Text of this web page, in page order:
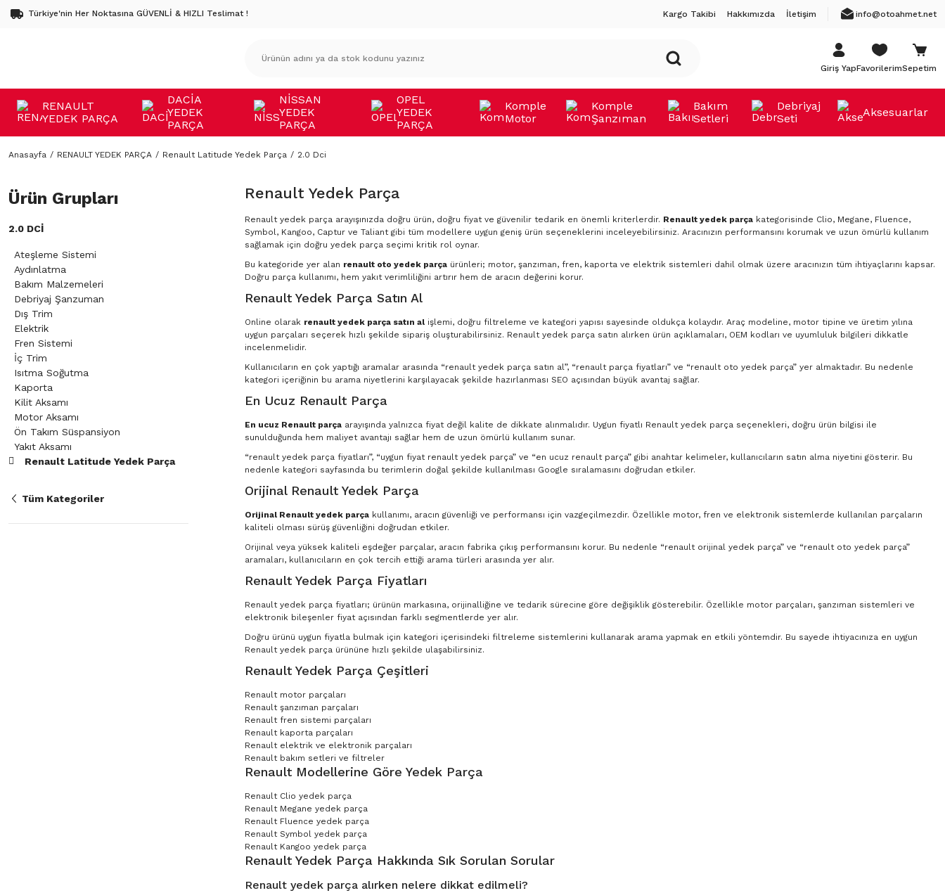
Türkiye'nin Her Noktasına GÜVENLİ & HIZLI Teslimat ! Kargo Takibi Hakkımızda İletişim info@otoahmet.net
Giriş YapFavorilerimSepetim
RENAULT
YEDEK PARÇA
DACİA
YEDEK
PARÇA
NİSSAN
YEDEK
PARÇA
OPEL
YEDEK
PARÇA
Komple
Motor
Komple
Şanzıman
Bakım
Setleri
Debriyaj
Seti
Aksesuarlar
Anasayfa RENAULT YEDEK PARÇA Renault Latitude Yedek Parça 2.0 Dci
Ürün Grupları
2.0 DCI
Ateşleme Sistemi
Aydınlatma
Bakım Malzemeleri
Debriyaj Şanzuman
Dış Trim
Elektrik
Fren Sistemi
İç Trim
Isıtma Soğutma
Kaporta
Kilit Aksamı
Motor Aksamı
Ön Takım Süspansiyon
Yakıt Aksamı
Renault Latitude Yedek Parça
Tüm Kategoriler
Renault Yedek Parça
Renault yedek parça arayışınızda doğru ürün, doğru fiyat ve güvenilir tedarik en önemli kriterlerdir. Renault yedek parça kategorisinde Clio, Megane, Fluence,
Symbol, Kangoo, Captur ve Taliant gibi tüm modellere uygun geniş ürün seçeneklerini inceleyebilirsiniz. Aracınızın performansını korumak ve uzun ömürlü kullanım
sağlamak için doğru yedek parça seçimi kritik rol oynar.
Bu kategoride yer alan renault oto yedek parça ürünleri; motor, şanzıman, fren, kaporta ve elektrik sistemleri dahil olmak üzere aracınızın tüm ihtiyaçlarını kapsar.
Doğru parça kullanımı, hem yakıt verimliliğini artırır hem de aracın değerini korur.
Renault Yedek Parça Satın Al
Online olarak renault yedek parça satın al işlemi, doğru filtreleme ve kategori yapısı sayesinde oldukça kolaydır. Araç modeline, motor tipine ve üretim yılına
uygun parçaları seçerek hızlı şekilde sipariş oluşturabilirsiniz. Renault yedek parça satın alırken ürün açıklamaları, OEM kodları ve uyumluluk bilgileri dikkatle
incelenmelidir.
Kullanıcıların en çok yaptığı aramalar arasında “renault yedek parça satın al”, “renault parça fiyatları” ve “renault oto yedek parça” yer almaktadır. Bu nedenle
kategori içeriğinin bu arama niyetlerini karşılayacak şekilde hazırlanması SEO açısından büyük avantaj sağlar.
En Ucuz Renault Parça
En ucuz Renault parça arayışında yalnızca fiyat değil kalite de dikkate alınmalıdır. Uygun fiyatlı Renault yedek parça seçenekleri, doğru ürün bilgisi ile
sunulduğunda hem maliyet avantajı sağlar hem de uzun ömürlü kullanım sunar.
“renault yedek parça fiyatları”, “uygun fiyat renault yedek parça” ve “en ucuz renault parça” gibi anahtar kelimeler, kullanıcıların satın alma niyetini gösterir. Bu
nedenle kategori sayfasında bu terimlerin doğal şekilde kullanılması Google sıralamasını doğrudan etkiler.
Orijinal Renault Yedek Parça
Orijinal Renault yedek parça kullanımı, aracın güvenliği ve performansı için vazgeçilmezdir. Özellikle motor, fren ve elektronik sistemlerde kullanılan parçaların
kaliteli olması sürüş güvenliğini doğrudan etkiler.
Orijinal veya yüksek kaliteli eşdeğer parçalar, aracın fabrika çıkış performansını korur. Bu nedenle “renault orijinal yedek parça” ve “renault oto yedek parça”
aramaları, kullanıcıların en çok tercih ettiği arama türleri arasında yer alır.
Renault Yedek Parça Fiyatları
Renault yedek parça fiyatları; ürünün markasına, orijinalliğine ve tedarik sürecine göre değişiklik gösterebilir. Özellikle motor parçaları, şanzıman sistemleri ve
elektronik bileşenler fiyat açısından farklı segmentlerde yer alır.
Doğru ürünü uygun fiyatla bulmak için kategori içerisindeki filtreleme sistemlerini kullanarak arama yapmak en etkili yöntemdir. Bu sayede ihtiyacınıza en uygun
Renault yedek parça ürününe hızlı şekilde ulaşabilirsiniz.
Renault Yedek Parça Çeşitleri
Renault motor parçaları
Renault şanzıman parçaları
Renault fren sistemi parçaları
Renault kaporta parçaları
Renault elektrik ve elektronik parçaları
Renault bakım setleri ve filtreler
Renault Modellerine Göre Yedek Parça
Renault Clio yedek parça
Renault Megane yedek parça
Renault Fluence yedek parça
Renault Symbol yedek parça
Renault Kangoo yedek parça
Renault Yedek Parça Hakkında Sık Sorulan Sorular
Renault yedek parça alırken nelere dikkat edilmeli?